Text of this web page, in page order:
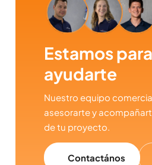
Estamos para
ayudarte
Nuestro equipo
asesorarte y
de tu proyecto.
Contactános